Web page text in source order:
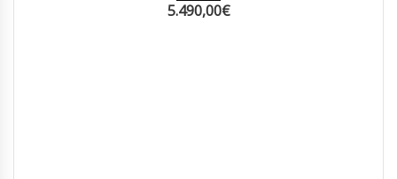
5.490,00€